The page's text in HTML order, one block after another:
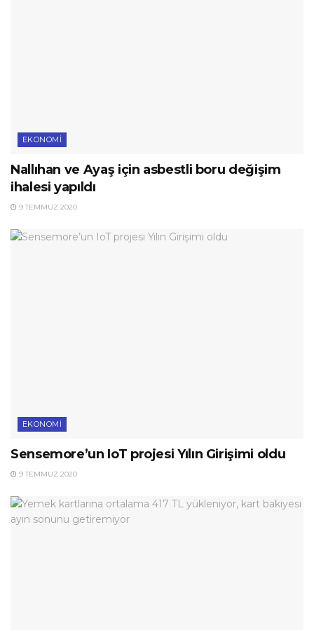
EKONOMI
Nallıhan ve Ayaş için asbestli boru değişim
ihalesi yapıldı
9 TEMMUZ 2020
EKONOMI
Sensemore’un IoT projesi Yılın Girişimi oldu
9 TEMMUZ 2020